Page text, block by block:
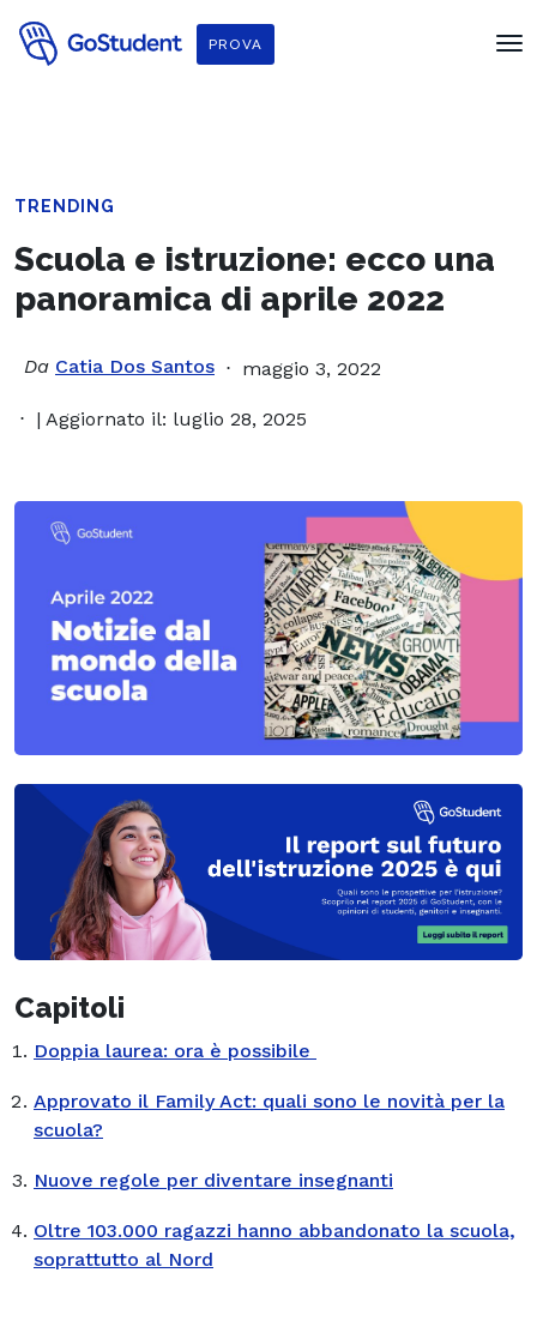
PROVA
TRENDING
Scuola e istruzione: ecco una
panoramica di aprile 2022
Da Catia Dos Santos maggio 3, 2022
| Aggiornato il: luglio 28, 2025
Capitoli
Doppia laurea: ora è possibile
Approvato il Family Act: quali sono le novità per la
scuola?
Nuove regole per diventare insegnanti
Oltre 103.000 ragazzi hanno abbandonato la scuola,
soprattutto al Nord